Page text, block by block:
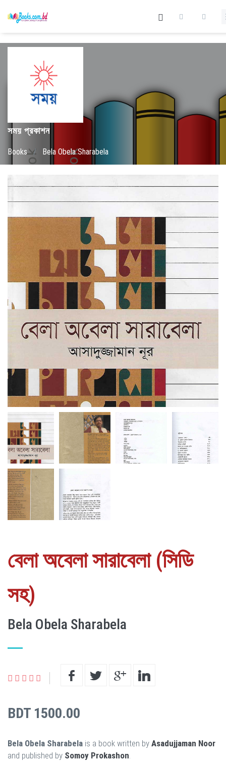
সময় প্রকাশন
Books / Bela Obela Sharabela
বেলা অবেলা সারাবেলা (সিডি
সহ)
Bela Obela Sharabela
BDT 1500.00
Bela Obela Sharabela is a book written by Asadujjaman Noor
and published by Somoy Prokashon